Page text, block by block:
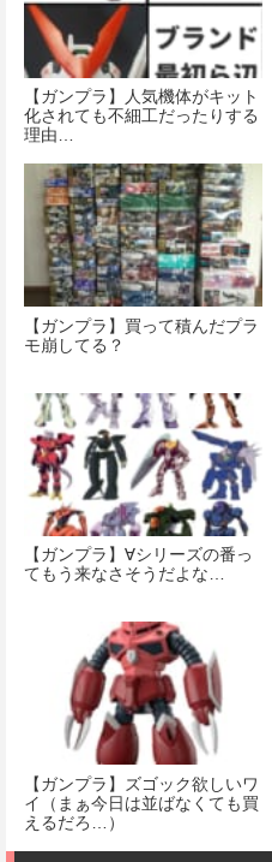
【ガンプラ】人気機体がキット
化されても不細工だったりする
理由…
【ガンプラ】買って積んだプラ
モ崩してる？
【ガンプラ】∀シリーズの番っ
てもう来なさそうだよな…
【ガンプラ】ズゴック欲しいワ
イ（まぁ今日は並ばなくても買
えるだろ…）